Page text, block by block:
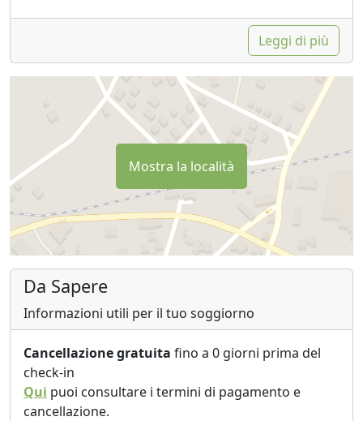
Leggi di più
Mostra la località
Da Sapere
Informazioni utili per il tuo soggiorno
Cancellazione gratuita fino a 0 giorni prima del
check-in
Qui puoi consultare i termini di pagamento e
cancellazione.